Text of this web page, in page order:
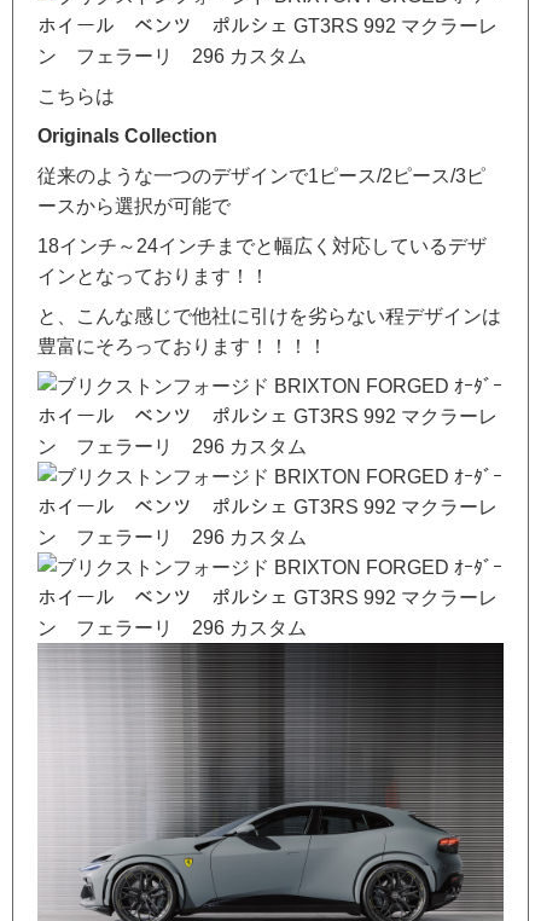
こちらは
Originals Collection
従来のような一つのデザインで1ピース/2ピース/3ピ
ースから選択が可能で
18インチ～24インチまでと幅広く対応しているデザ
インとなっております！！
と、こんな感じで他社に引けを劣らない程デザインは
豊富にそろっております！！！！